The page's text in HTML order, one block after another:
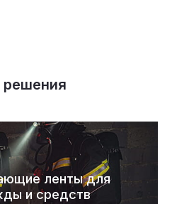
ленты для
и средств